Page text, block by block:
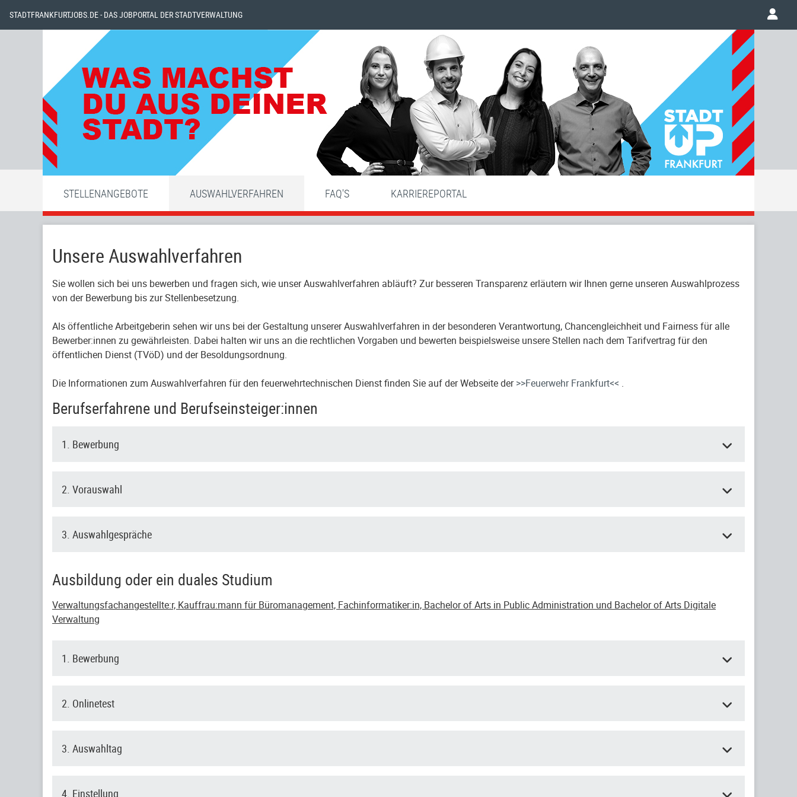
STADTFRANKFURTJOBS.DE - DAS JOBPORTAL DER STADTVERWALTUNG
STELLENANGEBOTE AUSWAHLVERFAHREN FAQ'S KARRIEREPORTAL
Unsere Auswahlverfahren
Sie wollen sich bei uns bewerben und fragen sich, wie unser Auswahlverfahren abläuft? Zur besseren Transparenz erläutern wir Ihnen gerne unseren Auswahlprozess
von der Bewerbung bis zur Stellenbesetzung.
Als öffentliche Arbeitgeberin sehen wir uns bei der Gestaltung unserer Auswahlverfahren in der besonderen Verantwortung, Chancengleichheit und Fairness für alle
Bewerber:innen zu gewährleisten. Dabei halten wir uns an die rechtlichen Vorgaben und bewerten beispielsweise unsere Stellen nach dem Tarifvertrag für den
öffentlichen Dienst (TVöD) und der Besoldungsordnung.
Die Informationen zum Auswahlverfahren für den feuerwehrtechnischen Dienst finden Sie auf der Webseite der>>Feuerwehr Frankfurt<< .
Berufserfahrene und Berufseinsteiger:innen
1. Bewerbung
2. Vorauswahl
3. Auswahlgespräche
Ausbildung oder ein duales Studium
Verwaltungsfachangestellte:r, Kauffrau:mann für Büromanagement, Fachinformatiker:in, Bachelor of Arts in Public Administration und Bachelor of Arts Digitale
Verwaltung
1. Bewerbung
2. Onlinetest
3. Auswahltag
4. Einstellung